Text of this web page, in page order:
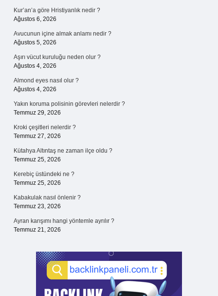
Kur’an’a göre Hristiyanlık nedir ?
Ağustos 6, 2026
Avucunun içine almak anlamı nedir ?
Ağustos 5, 2026
Aşırı vücut kuruluğu neden olur ?
Ağustos 4, 2026
Almond eyes nasıl olur ?
Ağustos 4, 2026
Yakın koruma polisinin görevleri nelerdir ?
Temmuz 29, 2026
Kroki çeşitleri nelerdir ?
Temmuz 27, 2026
Kütahya Altıntaş ne zaman ilçe oldu ?
Temmuz 25, 2026
Kerebiç üstündeki ne ?
Temmuz 25, 2026
Kabakulak nasıl önlenir ?
Temmuz 23, 2026
Ayran karışımı hangi yöntemle ayrılır ?
Temmuz 21, 2026